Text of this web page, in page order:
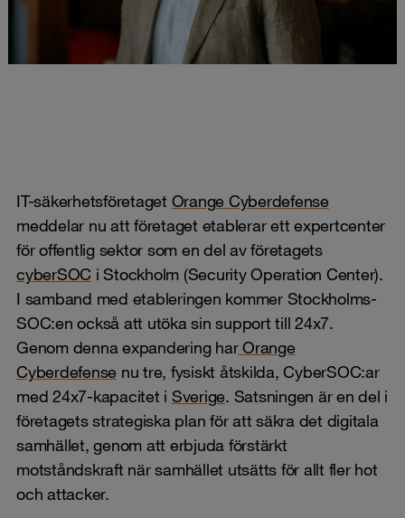
IT-säkerhetsföretaget Orange Cyberdefense
meddelar nu att företaget etablerar ett expertcenter
för offentlig sektor som en del av företagets
cyberSOC i Stockholm (Security Operation Center).
I samband med etableringen kommer Stockholms-
SOC:en också att utöka sin support till 24x7.
Genom denna expandering harOrange
Cyberdefense nu tre, fysiskt åtskilda, CyberSOC:ar
med 24x7-kapacitet i Sverige. Satsningen är en del i
företagets strategiska plan för att säkra det digitala
samhället, genom att erbjuda förstärkt
motståndskraft när samhället utsätts för allt fler hot
och attacker.